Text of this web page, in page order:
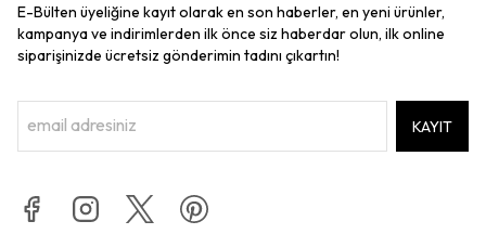
E-Bülten üyeliğine kayıt olarak en son haberler, en yeni ürünler,
kampanya ve indirimlerden ilk önce siz haberdar olun, ilk online
siparişinizde ücretsiz gönderimin tadını çıkartın!
KAYIT